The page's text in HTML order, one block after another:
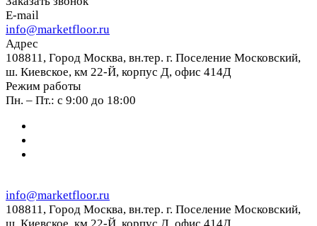
E-mail
info@marketfloor.ru
Адрес
108811, Город Москва, вн.тер. г. Поселение Московский,
ш. Киевское, км 22-Й, корпус Д, офис 414Д
Режим работы
Пн. – Пт.: с 9:00 до 18:00
info@marketfloor.ru
108811, Город Москва, вн.тер. г. Поселение Московский,